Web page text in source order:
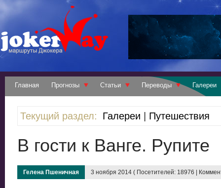
Главная Прогнозы Статьи Переводы Галереи
Текущий раздел: Галереи Путешествия
В гости к Ванге. Рупите
Гелена Пшеничная 3 ноября 2014 ( Посетителей: 18976 |